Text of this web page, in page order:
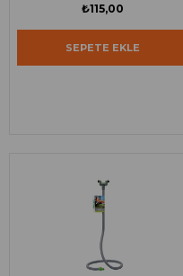
₺115,00
SEPETE EKLE